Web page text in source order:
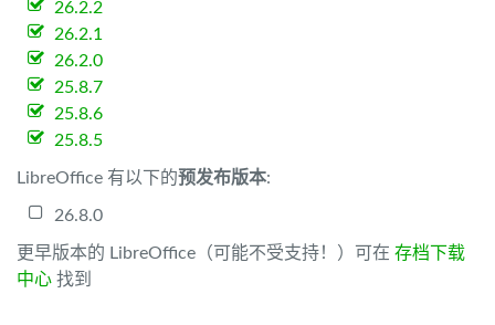
26.2.2
26.2.1
26.2.0
25.8.7
25.8.6
25.8.5
LibreOffice 有以下的预发布版本:
26.8.0
更早版本的 LibreOffice（可能不受支持！）可在 存档下载
中心 找到